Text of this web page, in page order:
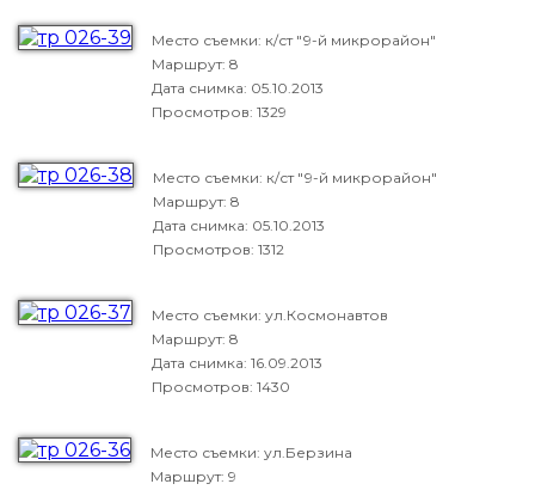
Место съемки: к/ст "9-й микрорайон"
Маршрут: 8
Дата снимка: 05.10.2013
Просмотров: 1329
Место съемки: к/ст "9-й микрорайон"
Маршрут: 8
Дата снимка: 05.10.2013
Просмотров: 1312
Место съемки: ул.Космонавтов
Маршрут: 8
Дата снимка: 16.09.2013
Просмотров: 1430
Место съемки: ул.Берзина
Маршрут: 9